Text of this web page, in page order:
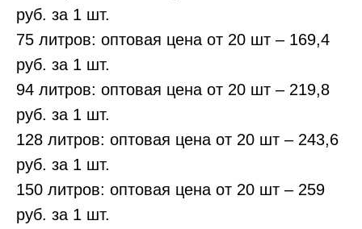
руб. за 1 шт.
75 литров: оптовая цена от 20 шт – 169,4
руб. за 1 шт.
94 литров: оптовая цена от 20 шт – 219,8
руб. за 1 шт.
128 литров: оптовая цена от 20 шт – 243,6
руб. за 1 шт.
150 литров: оптовая цена от 20 шт – 259
руб. за 1 шт.